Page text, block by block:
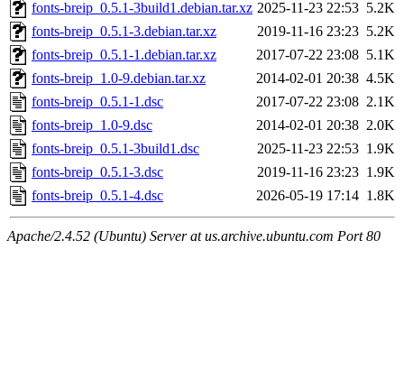
fonts-breip_0.5.1-3build1.debian.tar.xz 2025-11-23 22:53 5.2K
fonts-breip_0.5.1-3.debian.tar.xz
2019-11-16 23:23 5.2K
fonts-breip_0.5.1-1.debian.tar.xz
2017-07-22 23:08 5.1K
fonts-breip_1.0-9.debian.tar.xz
2014-02-01 20:38 4.5K
fonts-breip_0.5.1-1.dsc
2017-07-22 23:08 2.1K
fonts-breip_1.0-9.dsc
2014-02-01 20:38 2.0K
fonts-breip_0.5.1-3build1.dsc
2025-11-23 22:53 1.9K
fonts-breip_0.5.1-3.dsc
2019-11-16 23:23 1.9K
fonts-breip_0.5.1-4.dsc
2026-05-19 17:14 1.8K
Apache/2.4.52 (Ubuntu) Server at us.archive.ubuntu.com Port 80